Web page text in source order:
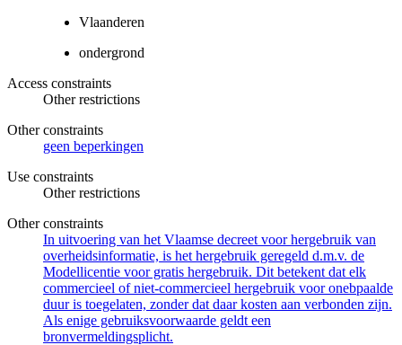
Vlaanderen
ondergrond
Access constraints
Other restrictions
Other constraints
geen beperkingen
Use constraints
Other restrictions
Other constraints
In uitvoering van het Vlaamse decreet voor hergebruik van
overheidsinformatie, is het hergebruik geregeld d.m.v. de
Modellicentie voor gratis hergebruik. Dit betekent dat elk
commercieel of niet-commercieel hergebruik voor onebpaalde
duur is toegelaten, zonder dat daar kosten aan verbonden zijn.
Als enige gebruiksvoorwaarde geldt een
bronvermeldingsplicht.